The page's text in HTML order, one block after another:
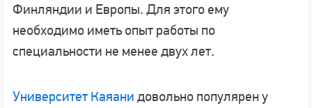
Финляндии и Европы. Для этого ему
необходимо иметь опыт работы по
специальности не менее двух лет.
Университет Каяани довольно популярен у